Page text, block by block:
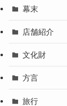
幕末
店舗紹介
文化財
方言
旅行